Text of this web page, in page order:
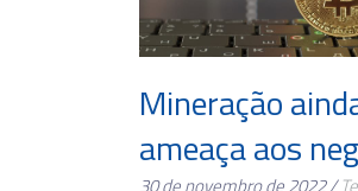
Mineração
ameaça aos